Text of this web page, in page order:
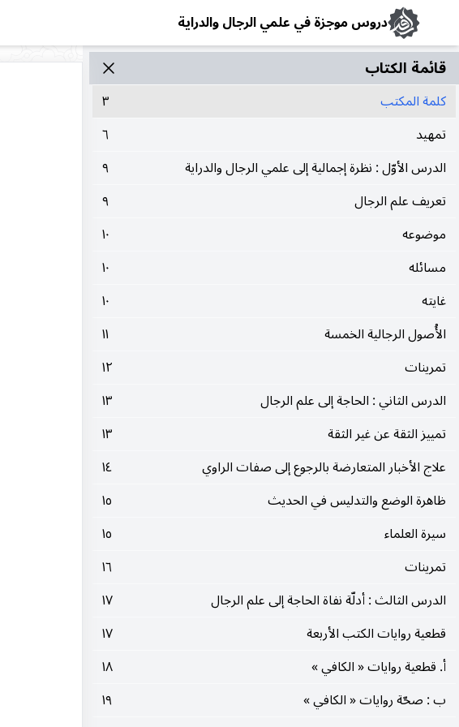
دروس موجزة في علمي الرجال والدراية
قائمة الکتاب
كلمة المكتب
٣
تمهيد
٦
الدرس الأوّل : نظرة إجمالية إلى علمي الرجال والدراية
٩
تعريف علم الرجال
٩
موضوعه
١٠
مسائله
١٠
غايته
١٠
الأُصول الرجالية الخمسة
١١
تمرينات
١٢
الدرس الثاني : الحاجة إلى علم الرجال
١٣
تمييز الثقة عن غير الثقة
١٣
علاج الأخبار المتعارضة بالرجوع إلى صفات الراوي
١٤
ظاهرة الوضع والتدليس في الحديث
١٥
سيرة العلماء
١٥
تمرينات
١٦
الدرس الثالث : أدلّة نفاة الحاجة إلى علم الرجال
١٧
قطعية روايات الكتب الأربعة
١٧
أ. قطعية روايات « الكافي »
١٨
ب : صحّة روايات « الكافي »
١٩
البحث